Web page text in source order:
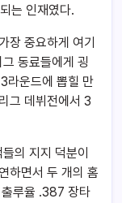
는 인재였다.
장 중요하게 여기
동료들에게 굉
라운드에 뽑힐 만
그 데뷔전에서 3
의 지지 덕분이
하면서 두 개의 홈
루율 .387 장타